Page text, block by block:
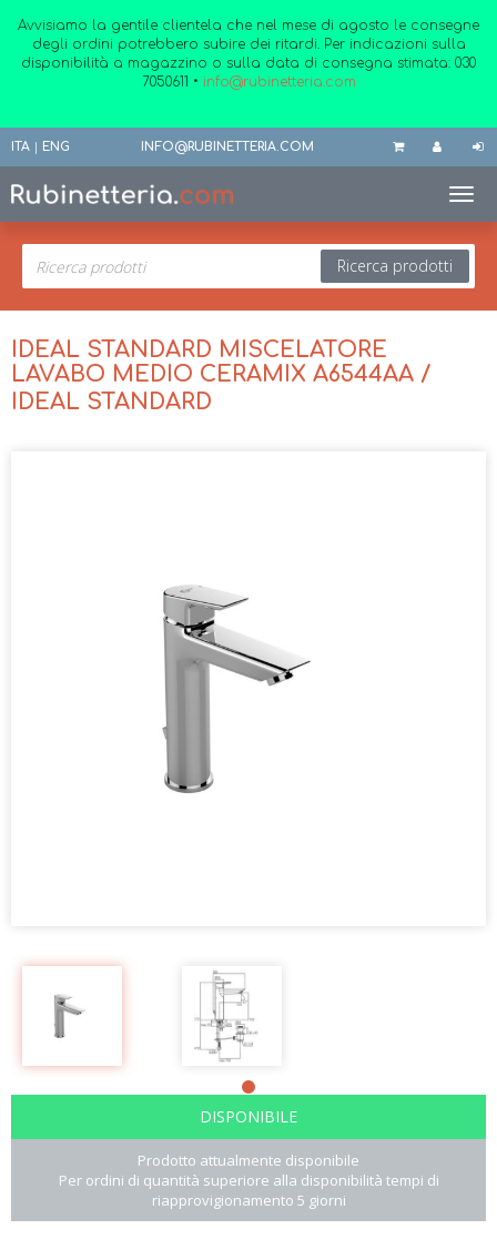
Avvisiamo la gentile clientela che nel mese di agosto le consegne
degli ordini potrebbero subire dei ritardi. Per indicazioni sulla
disponibilità a magazzino o sulla data di consegna stimata: 030
7050611 • info@rubinetteria.com
ITA | ENG INFO@RUBINETTERIA.COM
Ricerca prodotti
IDEAL STANDARD MISCELATORE
LAVABO MEDIO CERAMIX A6544AA /
IDEAL STANDARD
DISPONIBILE
Prodotto attualmente disponibile
Per ordini di quantità superiore alla disponibilità tempi di
riapprovigionamento 5 giorni